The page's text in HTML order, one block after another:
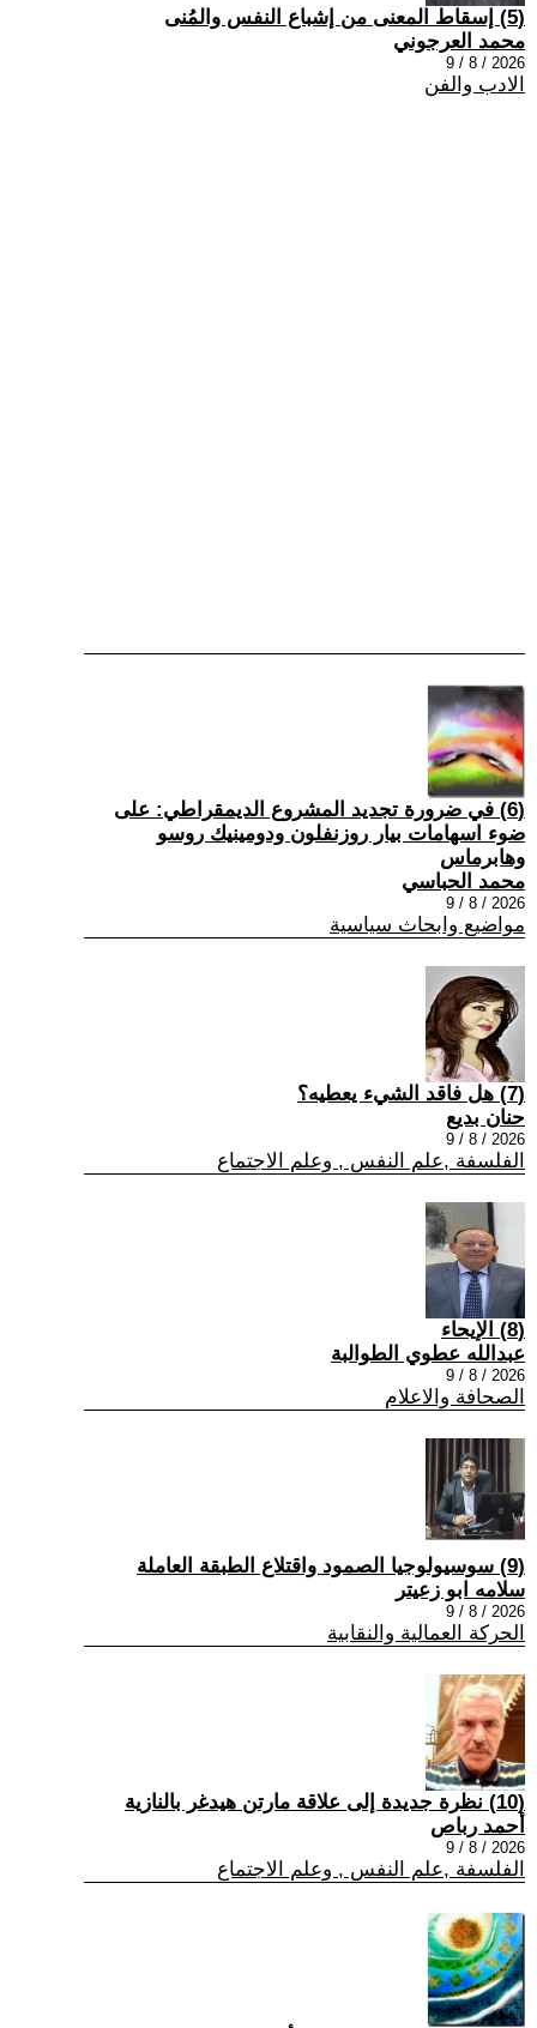
(5) إسقاط المعنى من إشباع النفس والمُنى
محمد العرجوني
2026 / 8 / 9
الادب والفن
(6) في ضرورة تجديد المشروع الديمقراطي: على
ضوء اسهامات بيار روزنفلون ودومينيك روسو
وهابرماس
محمد الحباسي
2026 / 8 / 9
مواضيع وابحاث سياسية
(7) هل فاقد الشيء يعطيه؟
حنان بديع
2026 / 8 / 9
الفلسفة ,علم النفس , وعلم الاجتماع
(8) الإيحاء
عبدالله عطوي الطوالبة
2026 / 8 / 9
الصحافة والاعلام
(9) سوسيولوجيا الصمود واقتلاع الطبقة العاملة
سلامه ابو زعيتر
2026 / 8 / 9
الحركة العمالية والنقابية
(10) نظرة جديدة إلى علاقة مارتن هيدغر بالنازية
أحمد رباص
2026 / 8 / 9
الفلسفة ,علم النفس , وعلم الاجتماع